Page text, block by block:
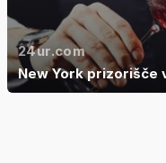
24ur.com
New York prizorišče